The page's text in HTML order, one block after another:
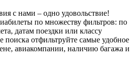
с нами – одно удовольствие!
по множеству фильтров: по
датам поездки или классу
поиска отфильтруйте самые удобное
авиакомпании, наличию багажа и